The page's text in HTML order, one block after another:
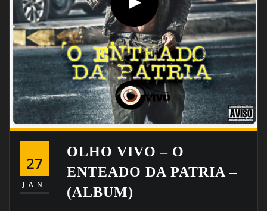
27
JAN
OLHO VIVO – O
ENTEADO DA PATRIA –
(ALBUM)